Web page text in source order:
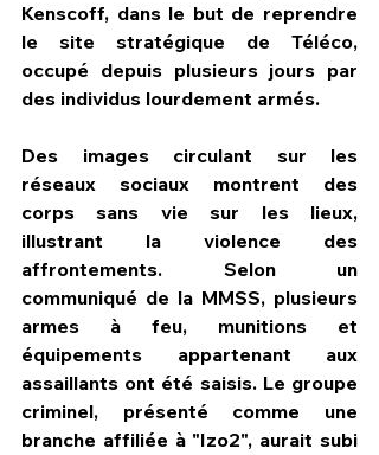
HPN Live
Kenscoff, dans le but de reprendre
le site stratégique de Téléco,
occupé depuis plusieurs jours par
des individus lourdement armés.
Des images circulant sur les
réseaux sociaux montrent des
corps sans vie sur les lieux,
illustrant la violence des
affrontements. Selon un
communiqué de la MMSS, plusieurs
armes à feu, munitions et
équipements appartenant aux
assaillants ont été saisis. Le groupe
criminel, présenté comme une
branche affiliée à "Izo2", aurait subi